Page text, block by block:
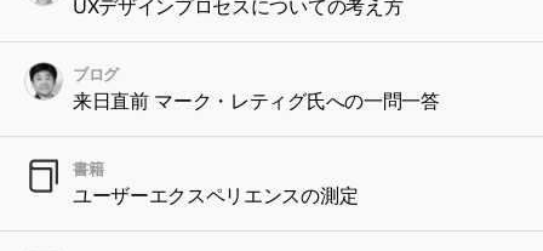
UXデザインプロセスについての考え方
ブログ
来日直前 マーク・レティグ氏への一問一答
書籍
ユーザーエクスペリエンスの測定